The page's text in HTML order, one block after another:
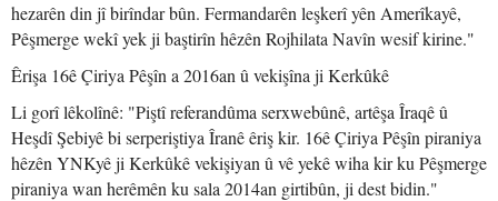
hezarên din jî birîndar bûn. Fermandarên leşkerî yên Amerîkayê,
Pêşmerge wekî yek ji baştirîn hêzên Rojhilata Navîn wesif kirine."
Êrişa 16ê Çiriya Pêşîn a 2016an û vekişîna ji Kerkûkê
Li gorî lêkolînê: "Piştî referandûma serxwebûnê, artêşa Îraqê û
Heşdî Şebiyê bi serperiştiya Îranê êriş kir. 16ê Çiriya Pêşîn piraniya
hêzên YNKyê ji Kerkûkê vekişiyan û vê yekê wiha kir ku Pêşmerge
piraniya wan herêmên ku sala 2014an girtibûn, ji dest bidin."